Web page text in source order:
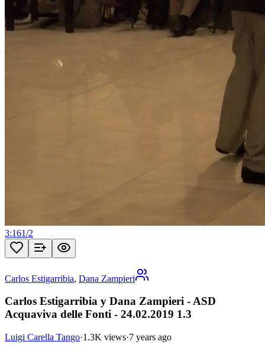
3:161/2
Carlos Estigarribia, Dana Zampieri
Carlos Estigarribia y Dana Zampieri - ASD
Acquaviva delle Fonti - 24.02.2019 1.3
Luigi Carella Tango·1.3K views·7 years ago